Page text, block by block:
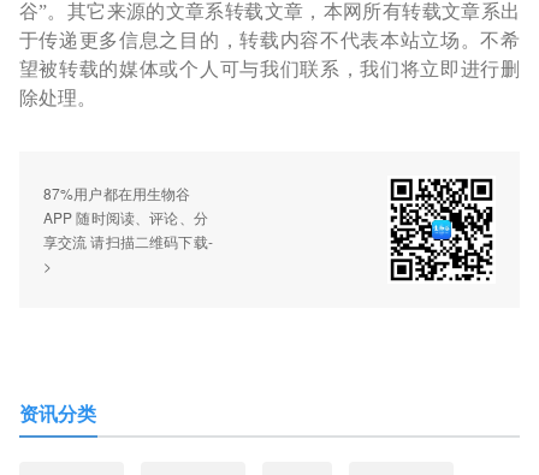
谷”。其它来源的文章系转载文章，本网所有转载文章系出
于传递更多信息之目的，转载内容不代表本站立场。不希
望被转载的媒体或个人可与我们联系，我们将立即进行删
除处理。
87%用户都在用生物谷
APP 随时阅读、评论、分
享交流 请扫描二维码下载-
>
资讯分类